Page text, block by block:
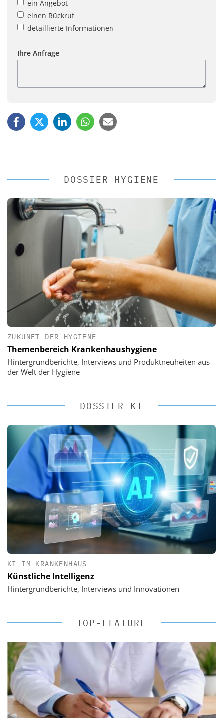
ein Angebot
einen Rückruf
detaillierte Informationen
Ihre Anfrage
DOSSIER HYGIENE
ZUKUNFT DER HYGIENE
Themenbereich Krankenhaushygiene
Hintergrundberichte, Interviews und Produktneuheiten aus
der Welt der Hygiene
DOSSIER KI
KI IM KRANKENHAUS
Künstliche Intelligenz
Hintergrundberichte, Interviews und Innovationen
TOP-FEATURE